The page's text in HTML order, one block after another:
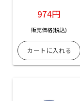
送りとなります】
【※離島・沖縄は船
便となります】
974円
販売価格(税込)